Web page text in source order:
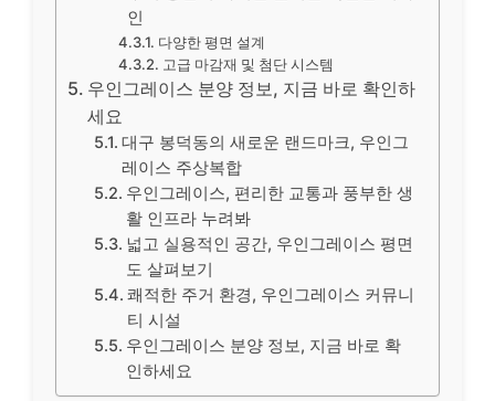
인
다양한 평면 설계
고급 마감재 및 첨단 시스템
우인그레이스 분양 정보, 지금 바로 확인하
세요
대구 봉덕동의 새로운 랜드마크, 우인그
레이스 주상복합
우인그레이스, 편리한 교통과 풍부한 생
활 인프라 누려봐
넓고 실용적인 공간, 우인그레이스 평면
도 살펴보기
쾌적한 주거 환경, 우인그레이스 커뮤니
티 시설
우인그레이스 분양 정보, 지금 바로 확
인하세요